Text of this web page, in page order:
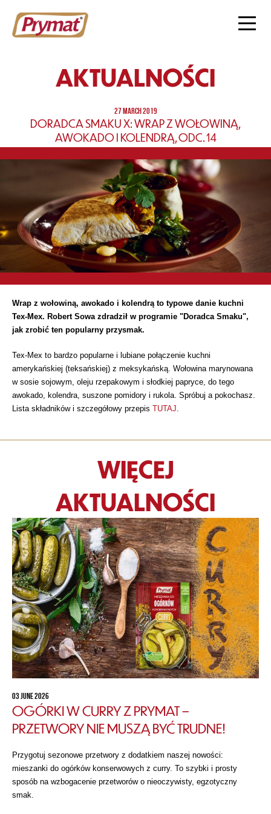
AKTUALNOŚCI
27 MARCH 2019
DORADCA SMAKU X: WRAP Z WOŁOWINĄ,
AWOKADO I KOLENDRĄ, ODC. 14
Wrap z wołowiną, awokado i kolendrą to typowe danie kuchni
Tex-Mex. Robert Sowa zdradził w programie "Doradca Smaku",
jak zrobić ten popularny przysmak.
Tex-Mex to bardzo popularne i lubiane połączenie kuchni
amerykańskiej (teksańskiej) z meksykańską. Wołowina marynowana
w sosie sojowym, oleju rzepakowym i słodkiej papryce, do tego
awokado, kolendra, suszone pomidory i rukola. Spróbuj a pokochasz.
Lista składników i szczegółowy przepis TUTAJ
WIĘCEJ
AKTUALNOŚCI
03 JUNE 2026
OGÓRKI W CURRY Z PRYMAT –
PRZETWORY NIE MUSZĄ BYĆ TRUDNE!
Przygotuj sezonowe przetwory z dodatkiem naszej nowości:
mieszanki do ogórków konserwowych z curry. To szybki i prosty
sposób na wzbogacenie przetworów o nieoczywisty, egzotyczny
smak.